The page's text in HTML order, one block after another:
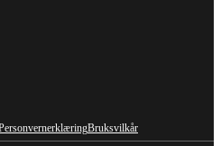
Bruksvilkår